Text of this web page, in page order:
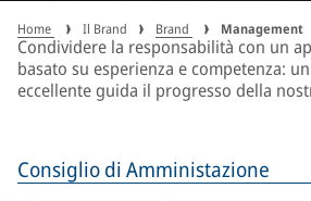
Home Il Brand Brand Management
Condividere la responsabilità con un
basato su esperienza e competenza:
eccellente guida il progresso della
Consiglio di Amministazione